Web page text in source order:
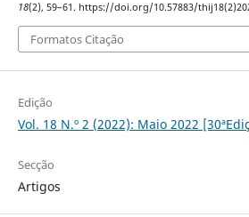
18(2), 59–61. https://doi.org/10.57883/
Formatos Citação
Edição
Vol. 18 N.º 2 (2022): Maio 2022
Secção
Artigos